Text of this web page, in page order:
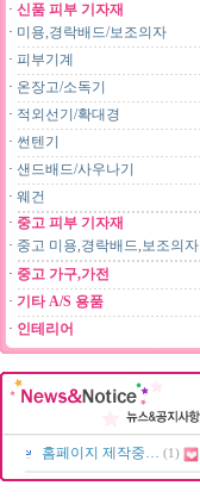
· 신품 피부 기자재
· 미용,경락배드/보조의자
· 피부기계
· 온장고/소독기
· 적외선기/확대경
· 썬텐기
· 샌드배드/사우나기
· 웨건
· 중고 피부 기자재
· 중고 미용,경락배드,보조의자
· 중고 가구,가전
· 기타 A/S 용품
· 인테리어
홈페이지 제작중… (1)